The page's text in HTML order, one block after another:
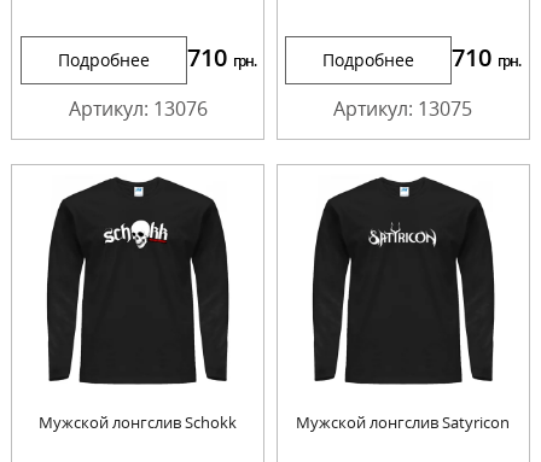
Подробнее 710 грн.
Артикул: 13076
Подробнее 710 грн.
Артикул: 13075
Мужской лонгслив Schokk Мужской лонгслив Satyricon